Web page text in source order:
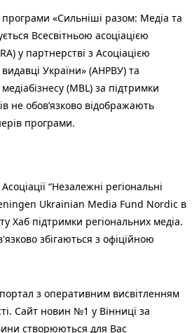
«Сильніші разом: Медіа та
Всесвітньою асоціацією
у партнерстві з Асоціацією
України» (АНРВУ) та
(MBL) за підтримки
не обов’язково відображають
програми.
“Незалежні регіональні
Ukrainian Media Fund Nordic в
Хаб підтримки регіональних медіа.
збігаються з офіційною
з оперативним висвітленням
Сайт новин №1 у Вінниці за
створюються для Вас